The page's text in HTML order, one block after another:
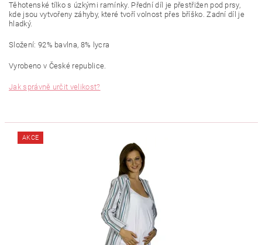
Těhotenské tílko s úzkými ramínky. Přední díl je přestřižen pod prsy,
kde jsou vytvořeny záhyby, které tvoří volnost přes bříško. Zadní díl je
hladký.
Složení: 92% bavlna, 8% lycra
Vyrobeno v České republice.
Jak správně určit velikost?
AKCE